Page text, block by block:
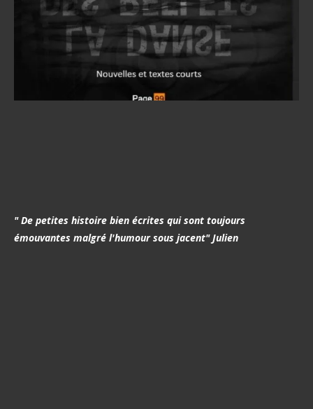
"De petites histoire bien écrites qui sont toujours
émouvantes malgré l'humour sous jacent" Julien